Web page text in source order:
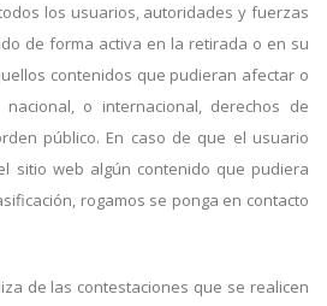
los usuarios, autoridades y fuerzas
de forma activa en la retirada o en su
contenidos que pudieran afectar o
o internacional, derechos de
público. En caso de que el usuario
sitio web algún contenido que pudiera
rogamos se ponga en contacto
de las contestaciones que se realicen